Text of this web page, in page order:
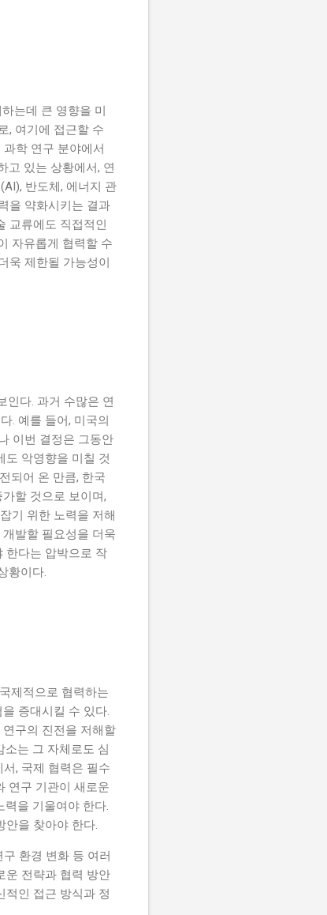
는데 큰 영향을 미
, 여기에 접근할 수
학 연구 분야에서
고 있는 상황에서, 연
반도체, 에너지 관
을 약화시키는 결과
교류에도 직접적인
자유롭게 협력할 수
욱 제한될 가능성이
인다. 과거 수많은 연
. 예를 들어, 미국의
이번 결정은 그동안
도 악영향을 미칠 것
되어 온 만큼, 한국
할 것으로 보이며,
기 위한 노력을 저해
발할 필요성을 더욱
한다는 압박으로 작
황이다.
제적으로 협력하는
증대시킬 수 있다.
구의 진전을 저해할
소는 그 자체로도 심
, 국제 협력은 필수
연구 기관이 새로운
을 기울여야 한다.
안을 찾아야 한다.
환경 변화 등 여러
운 전략과 협력 방안
적인 접근 방식과 정